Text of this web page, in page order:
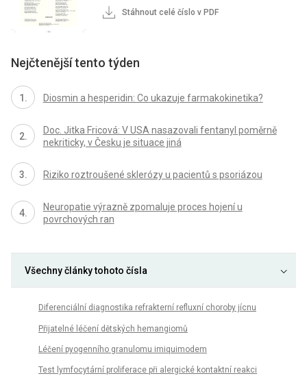
Stáhnout celé číslo v PDF
Nejčtenější tento týden
Diosmin a hesperidin: Co ukazuje farmakokinetika?
Doc. Jitka Fricová: V USA nasazovali fentanyl poměrně
nekriticky, v Česku je situace jiná
Riziko roztroušené sklerózy u pacientů s psoriázou
Neuropatie výrazně zpomaluje proces hojení u
povrchových ran
Všechny články tohoto čísla
Diferenciální diagnostika refrakterní refluxní choroby jícnu
Přijatelné léčení dětských hemangiomů
Léčení pyogenního granulomu imiquimodem
Test lymfocytární proliferace při alergické kontaktní reakci